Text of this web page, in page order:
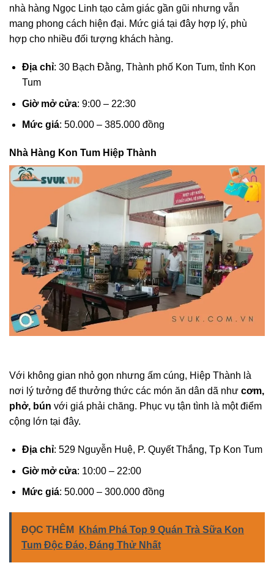
nhà hàng Ngọc Linh tạo cảm giác gần gũi nhưng vẫn
mang phong cách hiện đại. Mức giá tại đây hợp lý, phù
hợp cho nhiều đối tượng khách hàng.
Địa chỉ: 30 Bạch Đằng, Thành phố Kon Tum, tỉnh Kon
Tum
Giờ mở cửa: 9:00 – 22:30
Mức giá: 50.000 – 385.000 đồng
Nhà Hàng Kon Tum Hiệp Thành
Với không gian nhỏ gọn nhưng ấm cúng, Hiệp Thành là
nơi lý tưởng để thưởng thức các món ăn dân dã như cơm,
phở, bún với giá phải chăng. Phục vụ tận tình là một điểm
cộng lớn tại đây.
Địa chỉ: 529 Nguyễn Huệ, P. Quyết Thắng, Tp Kon Tum
Giờ mở cửa: 10:00 – 22:00
Mức giá: 50.000 – 300.000 đồng
ĐỌC THÊM
Khám Phá Top 9 Quán Trà Sữa Kon
Tum Độc Đáo, Đáng Thử Nhất